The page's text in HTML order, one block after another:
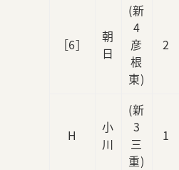
［6］
朝
日
(新
4
彦
根
東)
2
H
小
川
(新
3
三
重)
1